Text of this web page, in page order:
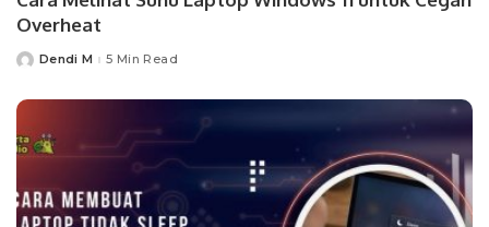
Overheat
PostedDendi M 5 Min Read